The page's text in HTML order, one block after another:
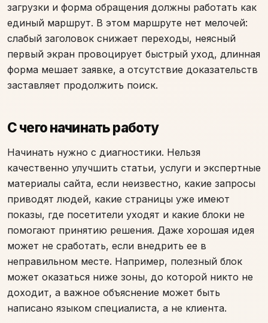
загрузки и форма обращения должны работать как
единый маршрут. В этом маршруте нет мелочей:
слабый заголовок снижает переходы, неясный
первый экран провоцирует быстрый уход, длинная
форма мешает заявке, а отсутствие доказательств
заставляет продолжить поиск.
С чего начинать работу
Начинать нужно с диагностики. Нельзя
качественно улучшить статьи, услуги и экспертные
материалы сайта, если неизвестно, какие запросы
приводят людей, какие страницы уже имеют
показы, где посетители уходят и какие блоки не
помогают принятию решения. Даже хорошая идея
может не сработать, если внедрить ее в
неправильном месте. Например, полезный блок
может оказаться ниже зоны, до которой никто не
доходит, а важное объяснение может быть
написано языком специалиста, а не клиента.